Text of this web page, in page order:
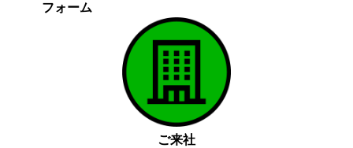
フォーム
ご来社